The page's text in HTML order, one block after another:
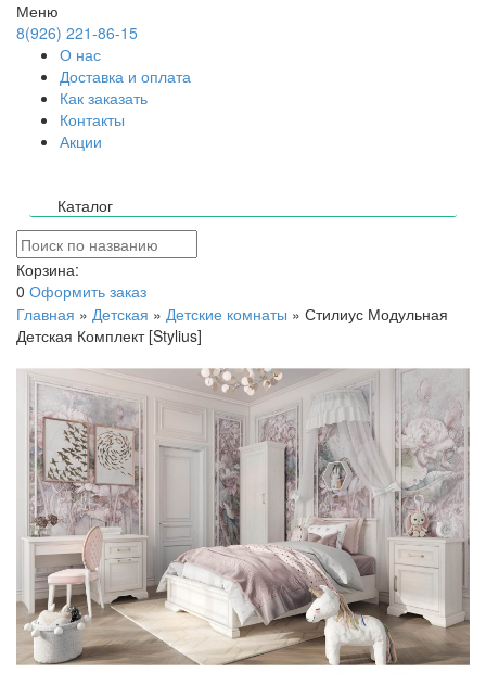
Меню
8(926) 221-86-15
О нас
Доставка и оплата
Как заказать
Контакты
Акции
Каталог
Корзина:
0 Оформить заказ
Главная » Детская » Детские комнаты » Стилиус Модульная
Детская Комплект [Stylius]